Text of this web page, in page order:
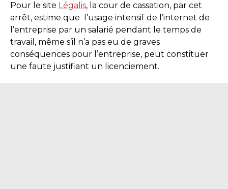
Pour le site Légalis, la cour de cassation, par cet
arrêt, estime que l’usage intensif de l’internet de
l’entreprise par un salarié pendant le temps de
travail, même s’il n’a pas eu de graves
conséquences pour l’entreprise, peut constituer
une faute justifiant un licenciement.